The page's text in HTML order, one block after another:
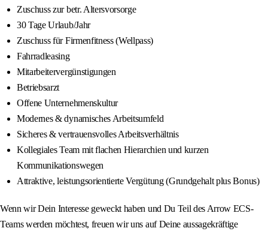
Zuschuss zur betr. Altersvorsorge
30 Tage Urlaub/Jahr
Zuschuss für Firmenfitness (Wellpass)
Fahrradleasing
Mitarbeitervergünstigungen
Betriebsarzt
Offene Unternehmenskultur
Modernes & dynamisches Arbeitsumfeld
Sicheres & vertrauensvolles Arbeitsverhältnis
Kollegiales Team mit flachen Hierarchien und kurzen
Kommunikationswegen
Attraktive, leistungsorientierte Vergütung (Grundgehalt plus Bonus)
Wenn wir Dein Interesse geweckt haben und Du Teil des Arrow ECS-
Teams werden möchtest, freuen wir uns auf Deine aussagekräftige